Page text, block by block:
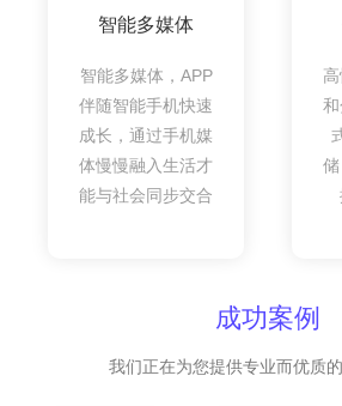
智能多媒体
智能多媒体，APP
伴随智能手机快速
成长，通过手机媒
体慢慢融入生活才
能与社会同步交合
成功案例
我们正在为您提供专业而优质